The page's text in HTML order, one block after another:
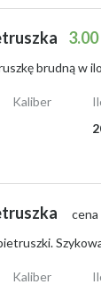
Kaliber
cena
Kaliber